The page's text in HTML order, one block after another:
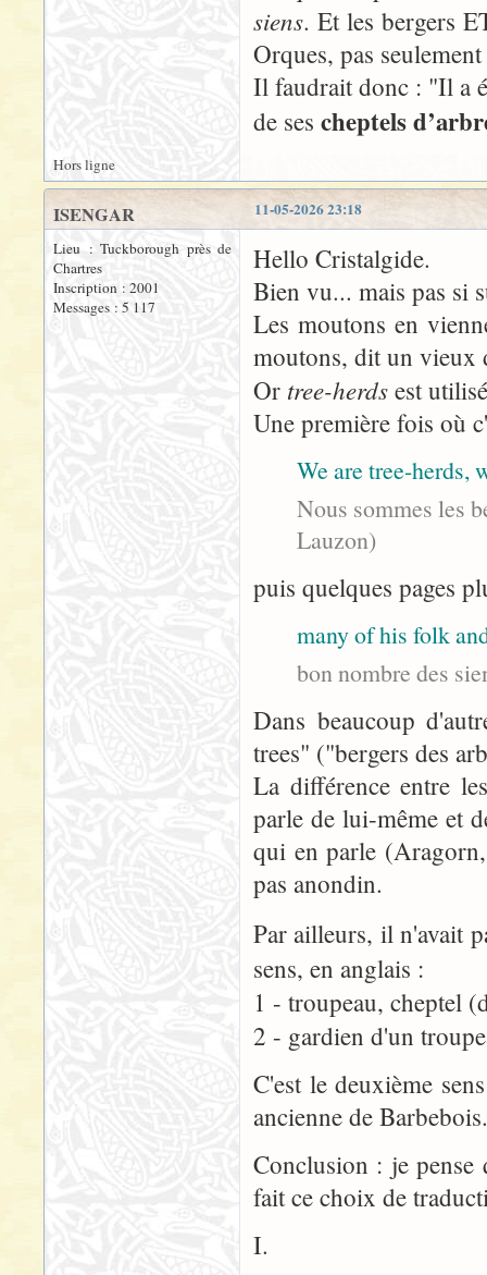
siens. Et les bergers
Orques, pas
Il faudrait donc : "Il a
de ses cheptels
Hors ligne
11-05-2026 23:18
ISENGAR
Lieu : Tuckborough près de
Chartres
Inscription : 2001
Messages : 5 117
Hello Cristalgide.
Bien vu... mais pas si
Les moutons en
moutons, dit un vieux
Or tree-herds est
Une première fois où
We are tree-herds,
Nous sommes les
Lauzon)
puis quelques pages
many of his folk
bon nombre des
Dans beaucoup
trees" ("bergers des
La différence entre
parle de lui-même et
qui en parle
pas anondin.
Par ailleurs, il n'avait
sens, en anglais :
1 - troupeau, cheptel
2 - gardien d'un
C'est le deuxième
ancienne de Barbebois.
Conclusion : je pense
fait ce choix de
I.